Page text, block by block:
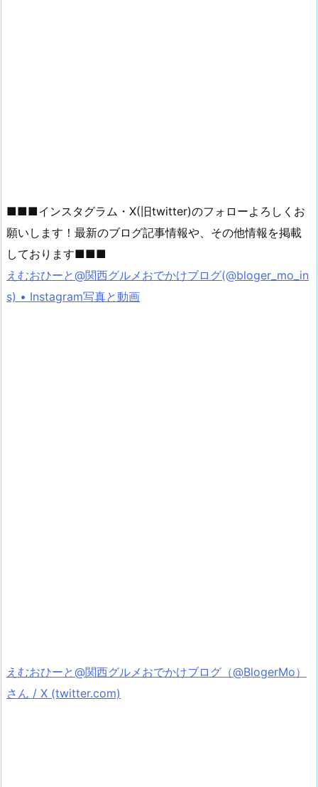
■■■インスタグラム・X(旧twitter)のフォローよろしくお
願いします！最新のブログ記事情報や、その他情報を掲載
しております■■■
えむおひーと@関西グルメおでかけブログ(@bloger_mo_in
s) • Instagram写真と動画
えむおひーと@関西グルメおでかけブログ（@BlogerMo）
さん / X (twitter.com)